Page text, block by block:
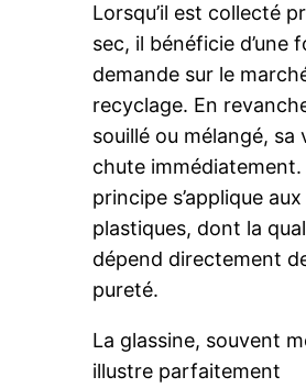
Lorsqu’il est collecté
sec, il bénéficie d’une
demande sur le
recyclage. En
souillé ou mélangé, sa
chute immédiatement.
principe s’applique aux
plastiques, dont la
dépend directement
pureté.
La glassine, souvent
illustre parfaitement